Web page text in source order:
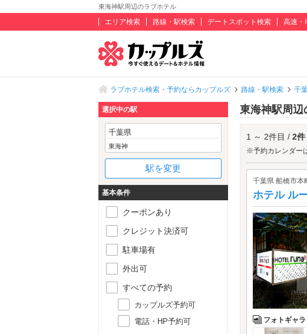
東海神駅周辺のラブホテル
エリア検索 路線・駅検索 デートスポット検索 高速・
ラブホテル検索・予約ならカップルズ 路線・駅検索 千
東海神駅周辺
1 ～ 2件目 / 2件
※予約カレンダー
千葉県 船橋市本
ホテル ル
フォトギャ
選択中の駅
千葉県
東海神
駅を変更
基本条件
クーポンあり
クレジット決済可
駐車場有
外出可
すべての予約
カップルズ予約可
電話・HP予約可